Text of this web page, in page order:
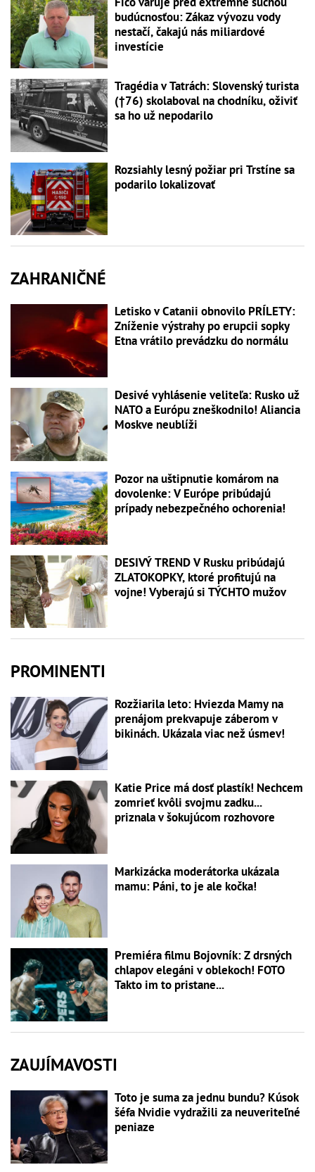
budúcnosťou: Zákaz vývozu vody
nestačí, čakajú nás miliardové
investície
Tragédia v Tatrách: Slovenský turista
(†76) skolaboval na chodníku, oživiť
sa ho už nepodarilo
Rozsiahly lesný požiar pri Trstíne sa
podarilo lokalizovať
ZAHRANIČNÉ
Letisko v Catanii obnovilo PRÍLETY:
Zníženie výstrahy po erupcii sopky
Etna vrátilo prevádzku do normálu
Desivé vyhlásenie veliteľa: Rusko už
NATO a Európu zneškodnilo! Aliancia
Moskve neublíži
Pozor na uštipnutie komárom na
dovolenke: V Európe pribúdajú
prípady nebezpečného ochorenia!
DESIVÝ TREND V Rusku pribúdajú
ZLATOKOPKY, ktoré profitujú na
vojne! Vyberajú si TÝCHTO mužov
PROMINENTI
Rozžiarila leto: Hviezda Mamy na
prenájom prekvapuje záberom v
bikinách. Ukázala viac než úsmev!
Katie Price má dosť plastík! Nechcem
zomrieť kvôli svojmu zadku...
priznala v šokujúcom rozhovore
Markizácka moderátorka ukázala
mamu: Páni, to je ale kočka!
Premiéra filmu Bojovník: Z drsných
chlapov elegáni v oblekoch! FOTO
Takto im to pristane...
ZAUJÍMAVOSTI
Toto je suma za jednu bundu? Kúsok
šéfa Nvidie vydražili za neuveriteľné
peniaze